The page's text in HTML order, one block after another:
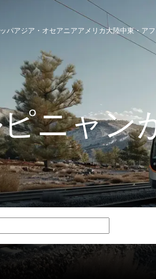
パアジア・オセアニアアメリカ大陸中東・ア
ニャン